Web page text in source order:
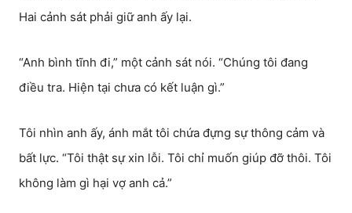
Hai cảnh sát phải giữ anh ấy lại.
“Anh bình tĩnh đi,” một cảnh sát nói. “Chúng tôi đang
điều tra. Hiện tại chưa có kết luận gì.”
Tôi nhìn anh ấy, ánh mắt tôi chứa đựng sự thông cảm và
bất lực. “Tôi thật sự xin lỗi. Tôi chỉ muốn giúp đỡ thôi. Tôi
không làm gì hại vợ anh cả.”